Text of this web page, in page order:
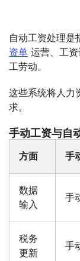
自动工资处理是
资单 运营、工
工劳动。
这些系统将人力
求。
手动工资与自
方面 手
数据
输入
手
税务
更新
手